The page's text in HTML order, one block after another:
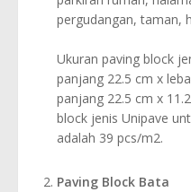
pergudangan, taman,
Ukuran paving block
panjang 22.5 cm x
panjang 22.5 cm x
block jenis Unipave
adalah 39 pcs/m2.
Paving Block Bata